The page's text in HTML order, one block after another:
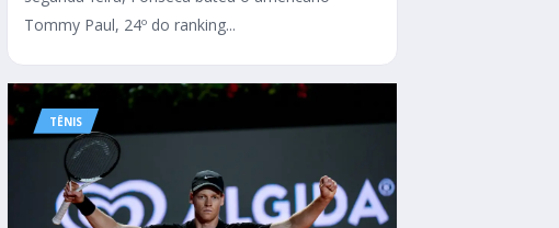
Tommy Paul, 24º do ranking...
TÊNIS